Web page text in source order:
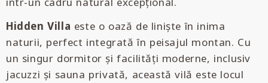
Hidden Villa este o oază de liniște în inima
naturii, perfect integrată în peisajul montan. Cu
un singur dormitor și facilități moderne, inclusiv
jacuzzi și sauna privată, această vilă este locul